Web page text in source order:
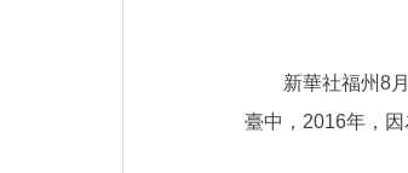
新華社福州8
臺中，2016年，因